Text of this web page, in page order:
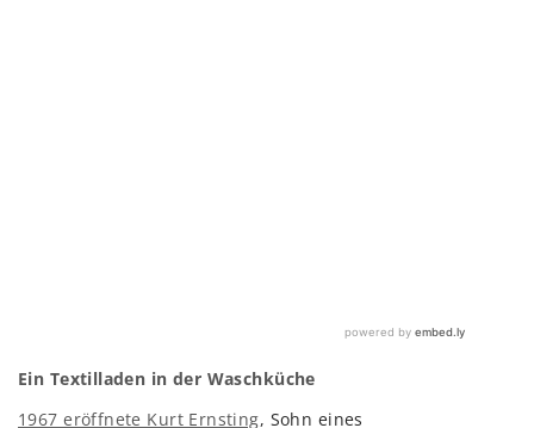
Ein Textilladen in der Waschküche
1967 eröffnete Kurt Ernsting, Sohn eines